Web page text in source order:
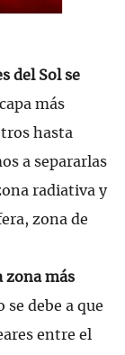
del Sol se
más
hasta
a separarlas
radiativa y
zona de
zona más
se debe a que
entre el